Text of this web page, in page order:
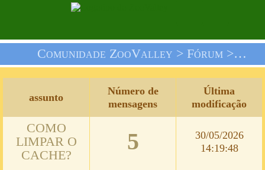
Comunidade ZooValley > Fórum> Nós Te Informamos
assunto
Número de
mensagens
Última
modificação
COMO
LIMPAR O
CACHE?
5
30/05/2026
14:19:48